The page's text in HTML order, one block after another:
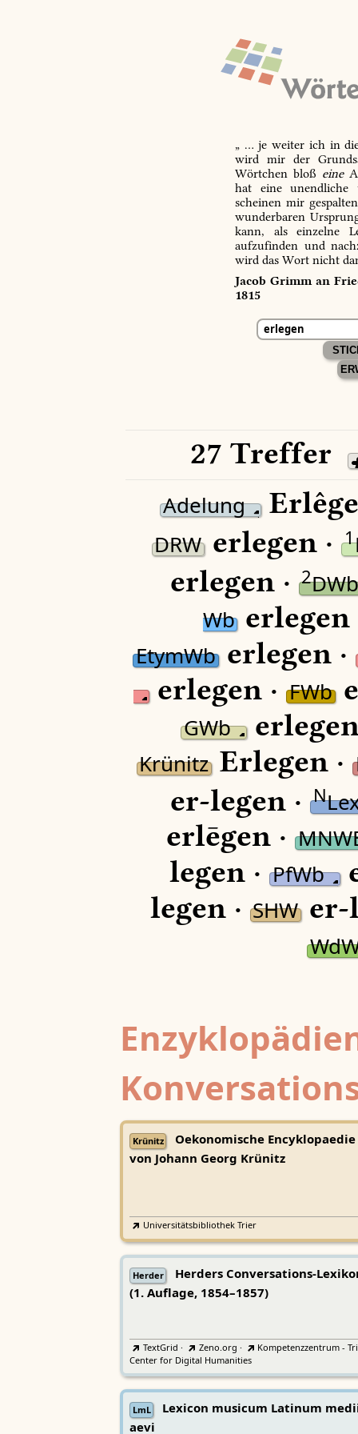
„ … je weiter ich in
wird mir der
Wörtchen bloß eine
hat eine unendliche
scheinen mir
wunderbaren
kann, als einzelne
aufzufinden und
wird das Wort nicht
Jacob Grimm an
1815
27 Treffer
Adelung
DRWerlegen ·1
erlegen · 2
Wberlegen
EtymWberlegen ·
erlegen ·FWb
GWb
KrünitzErlegen ·
er-legen ·N
erlēgen ·
legen ·PfWb
legen · SHWer-
Krünitz
Oekonomische Encyklopaedie
von Johann Georg Krünitz
Universitätsbibliothek Trier
Herder
Herders Conversations-
(1. Auflage, 1854–1857)
TextGrid · Zeno.org ·
Kompetenzzentrum -
Center for Digital Humanities
LmL
Lexicon musicum Latinum
aevi